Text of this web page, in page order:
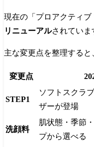
現在の「プロアクティブ
リニューアルされていま
主な変更点を整理すると
変更点
STEP1
ソフトスクラ
ザーが登場
洗顔料
肌状態・季節
プから選べる